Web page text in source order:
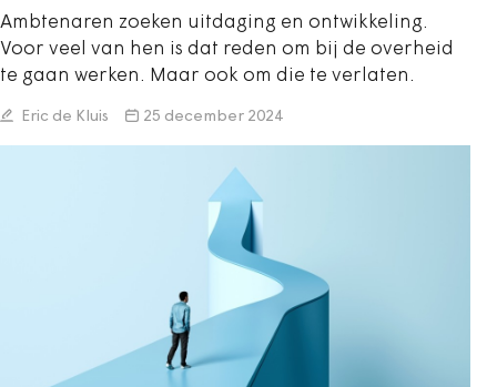
Ambtenaren zoeken uitdaging en ontwikkeling.
Voor veel van hen is dat reden om bij de overheid
te gaan werken. Maar ook om die te verlaten.
Eric de Kluis 25 december 2024